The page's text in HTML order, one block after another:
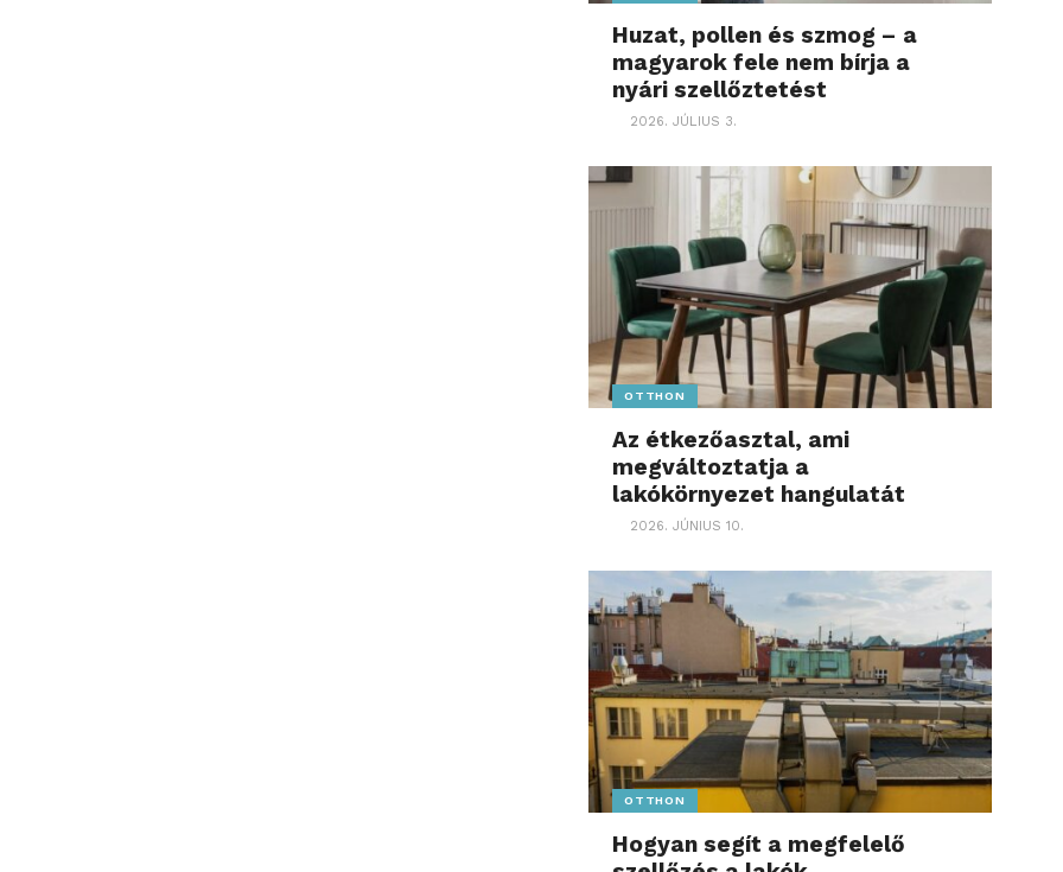
Huzat, pollen és szmog – a
magyarok fele nem bírja a
nyári szellőztetést
2026. JÚLIUS 3.
OTTHON
Az étkezőasztal, ami
megváltoztatja a
lakókörnyezet hangulatát
2026. JÚNIUS 10.
OTTHON
Hogyan segít a megfelelő